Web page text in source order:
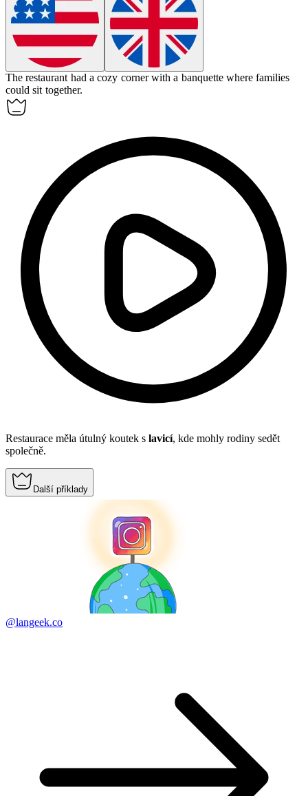
The restaurant had a cozy corner with a banquette where families
could sit together.
Restaurace měla útulný koutek s lavicí, kde mohly rodiny sedět
společně.
Další příklady
@langeek.co